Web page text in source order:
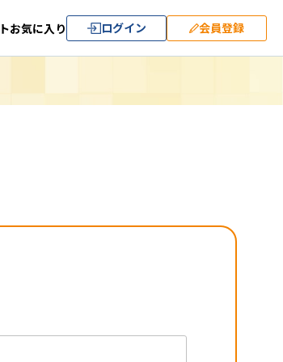
お気に入り ログイン 会員登録